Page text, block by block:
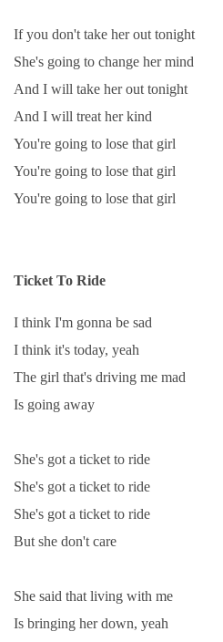
If you don't take her out tonight
She's going to change her mind
And I will take her out tonight
And I will treat her kind
You're going to lose that girl
You're going to lose that girl
You're going to lose that girl
Ticket To Ride
I think I'm gonna be sad
I think it's today, yeah
The girl that's driving me mad
Is going away
She's got a ticket to ride
She's got a ticket to ride
She's got a ticket to ride
But she don't care
She said that living with me
Is bringing her down, yeah